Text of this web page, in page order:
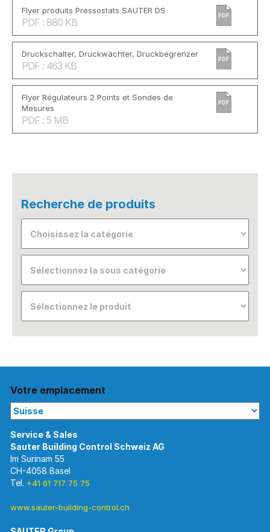
Flyer produits Pressostats SAUTER DS
PDF : 880 KB
PDF
Druckschalter, Druckwächter, Druckbegrenzer
PDF : 463 KB
PDF
Flyer Régulateurs 2 Points et Sondes de
Mesures
PDF : 5 MB
PDF
Recherche de produits
Votre emplacement
Im Surinam 55
CH-4058 Basel
Tel. +41 61 717 75 75
www.sauter-building-control.ch